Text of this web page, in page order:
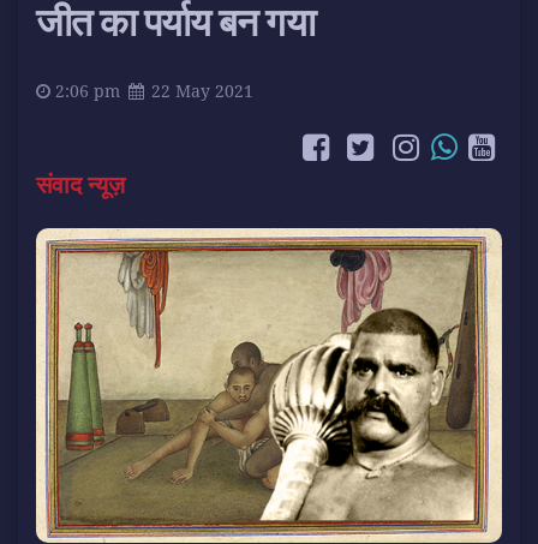
जीत का पर्याय बन गया
2:06 pm 22 May 2021
संवाद न्यूज़